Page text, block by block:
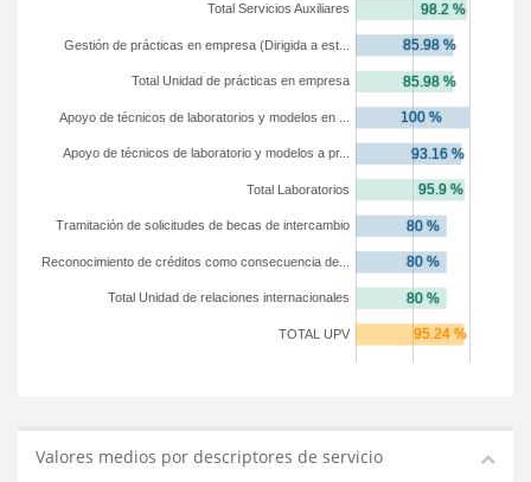
TOTAL UPV
Total Unidad de relaciones internacionales
Reconocimiento de créditos como consecuencia de...
Tramitación de solicitudes de becas de intercambio
Total Laboratorios
Apoyo de técnicos de laboratorio y modelos a pr...
Apoyo de técnicos de laboratorios y modelos en ...
Total Unidad de prácticas en empresa
Gestión de prácticas en empresa (Dirigida a est...
Total Servicios Auxiliares
Valores medios por descriptores de servicio